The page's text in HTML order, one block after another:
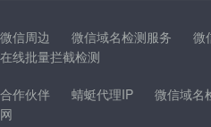
微信周边 微信域名检测服务 微
在线批量拦截检测
合作伙伴 蜻蜓代理IP 微信域名
网